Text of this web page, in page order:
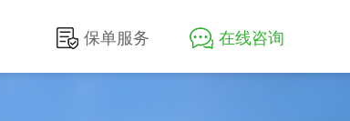
保单服务 在线咨询